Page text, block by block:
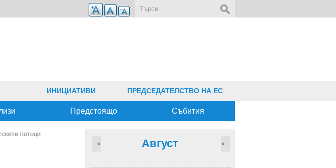
Предстоящо Събития
ИНИЦИАТИВИ ПРЕДСЕДАТЕЛСТВО НА ЕС
потоци
Август
« »